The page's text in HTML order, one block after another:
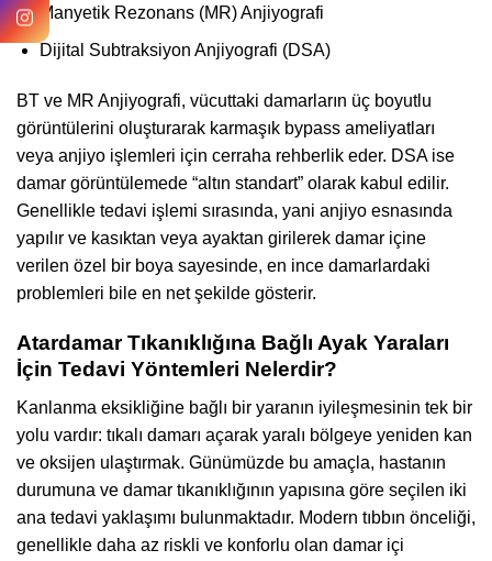
Manyetik Rezonans (MR) Anjiyografi
Dijital Subtraksiyon Anjiyografi (DSA)
BT ve MR Anjiyografi, vücuttaki damarların üç boyutlu
görüntülerini oluşturarak karmaşık bypass ameliyatları
veya anjiyo işlemleri için cerraha rehberlik eder. DSA ise
damar görüntülemede “altın standart” olarak kabul edilir.
Genellikle tedavi işlemi sırasında, yani anjiyo esnasında
yapılır ve kasıktan veya ayaktan girilerek damar içine
verilen özel bir boya sayesinde, en ince damarlardaki
problemleri bile en net şekilde gösterir.
Atardamar Tıkanıklığına Bağlı Ayak Yaraları
İçin Tedavi Yöntemleri Nelerdir?
Kanlanma eksikliğine bağlı bir yaranın iyileşmesinin tek bir
yolu vardır: tıkalı damarı açarak yaralı bölgeye yeniden kan
ve oksijen ulaştırmak. Günümüzde bu amaçla, hastanın
durumuna ve damar tıkanıklığının yapısına göre seçilen iki
ana tedavi yaklaşımı bulunmaktadır. Modern tıbbın önceliği,
genellikle daha az riskli ve konforlu olan damar içi